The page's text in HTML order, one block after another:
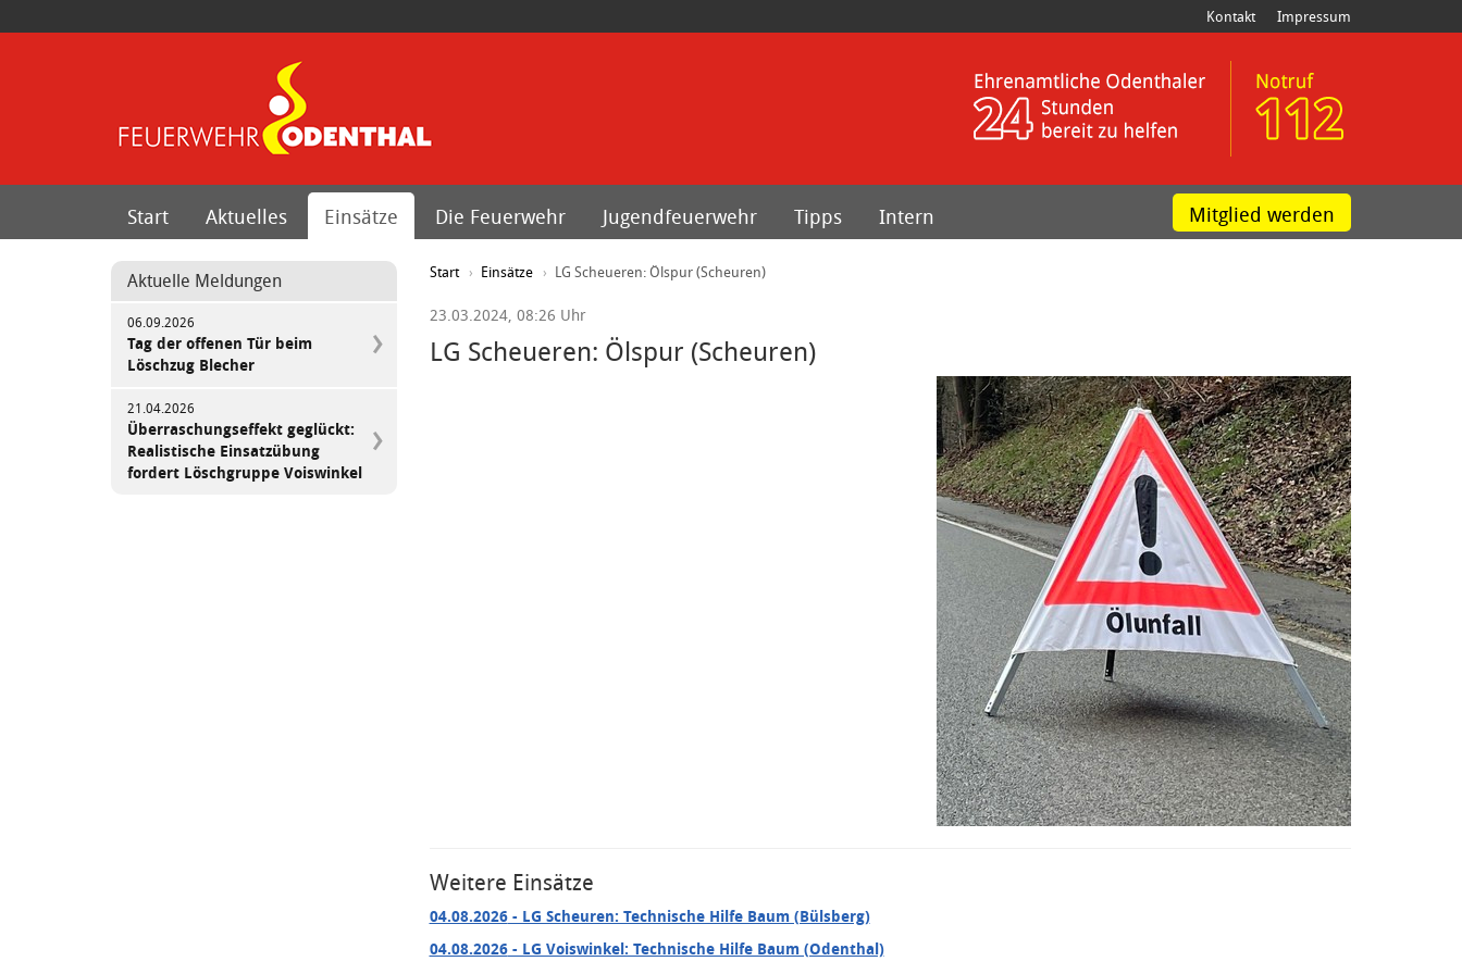
Kontakt Impressum
Start Aktuelles Einsätze Die Feuerwehr Jugendfeuerwehr Tipps Intern Mitglied werden
Start Einsätze LG Scheueren: Ölspur (Scheuren)
23.03.2024, 08:26 Uhr
LG Scheueren: Ölspur (Scheuren)
Weitere Einsätze
04.08.2026- LG Scheuren: Technische Hilfe Baum (Bülsberg)
04.08.2026- LG Voiswinkel: Technische Hilfe Baum (Odenthal)
Aktuelle Meldungen
06.09.2026
Tag der offenen Tür beim
Löschzug Blecher
21.04.2026
Überraschungseffekt geglückt:
Realistische Einsatzübung
fordert Löschgruppe Voiswinkel